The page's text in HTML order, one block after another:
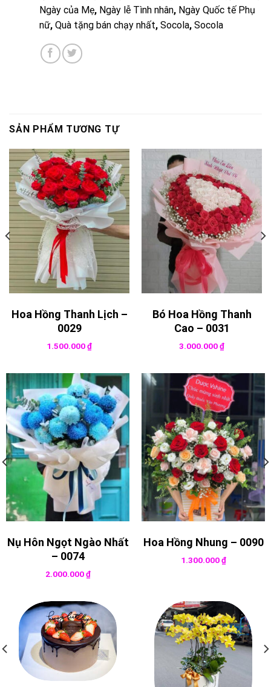
Ngày của Mẹ, Ngày lễ Tình nhân, Ngày Quốc tế Phụ
nữ, Quà tặng bán chạy nhất, Socola, Socola
SẢN PHẨM TƯƠNG TỰ
Hoa Hồng Thanh Lịch –
0029
1.500.000₫
Bó Hoa Hồng Thanh
Cao – 0031
3.000.000₫
Nụ Hôn Ngọt Ngào Nhất
– 0074
2.000.000₫
Hoa Hồng Nhung – 0090
1.300.000₫